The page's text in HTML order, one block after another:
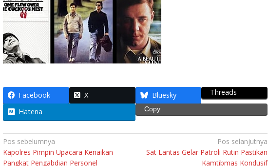
Facebook X Bluesky Threads
Hatena Copy
Navigasi
pos
Pos sebelumnya
Kapolres Pimpin Upacara Kenaikan
Pangkat Pengabdian Personel
Pos selanjutnya
Sat Lantas Gelar Patroli Rutin Pastikan
Kamtibmas Kondusif